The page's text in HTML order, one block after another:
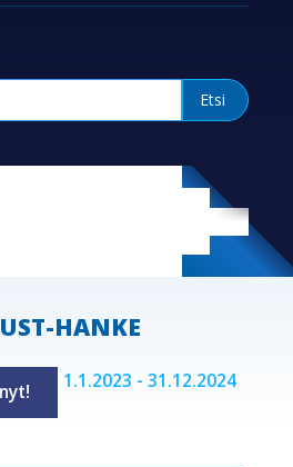
HANKE
1.1.2023 - 31.12.2024